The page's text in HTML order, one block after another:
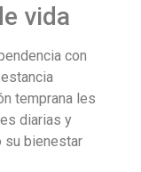
vida
con
temprana les
diarias y
su bienestar